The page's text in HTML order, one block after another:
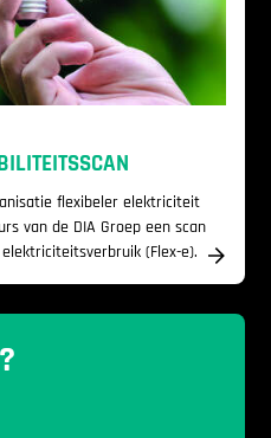
flexibeler elektriciteit
van de DIA Groep een scan
(Flex-e).